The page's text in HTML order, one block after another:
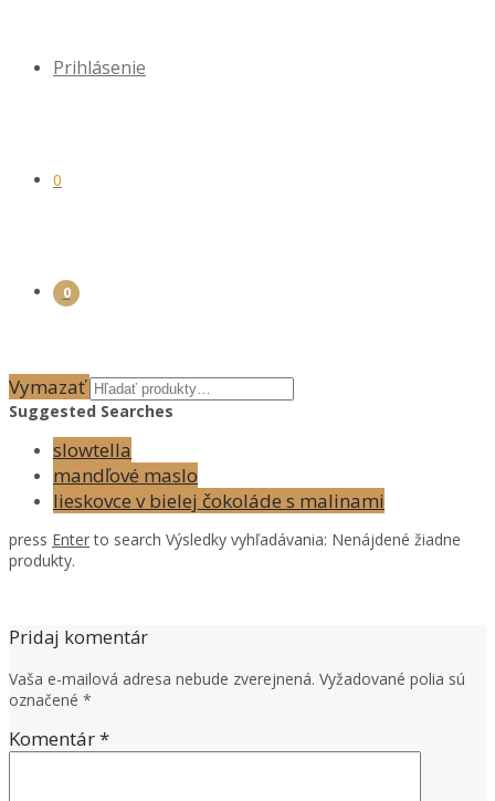
Prihlásenie
0
0
Vymazať
Suggested Searches
slowtella
mandľové maslo
lieskovce v bielej čokoláde s malinami
press Enterto search Výsledky vyhľadávania: Nenájdené žiadne
produkty.
Pridaj komentár
Vaša e-mailová adresa nebude zverejnená. Vyžadované polia sú
označené *
Komentár*